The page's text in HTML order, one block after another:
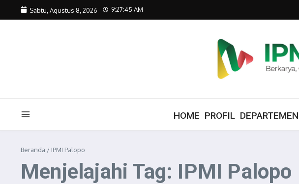
Lewati ke konten
Sabtu, Agustus 8, 2026 9:27:46 AM
HOME PROFIL DEPARTEMEN
Beranda / IPMI Palopo
Menjelajahi Tag: IPMI Palopo